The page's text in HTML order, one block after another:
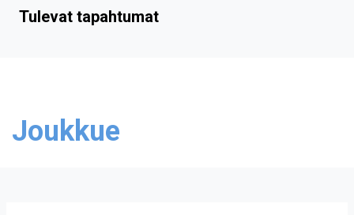
Tulevat tapahtumat
Joukkue